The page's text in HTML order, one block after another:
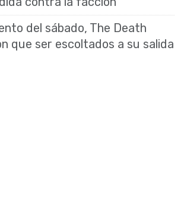
del sábado, The Death
que ser escoltados a su salida